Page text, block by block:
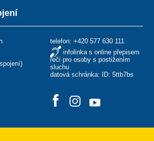
)
telefon: +420 577 630 111
infolinka s online přepisem
řeči pro osoby s postižením
sluchu
datová schránka: ID: 5ttb7bs